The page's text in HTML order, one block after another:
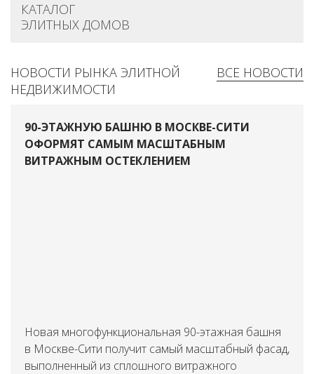
КАТАЛОГ
ЭЛИТНЫХ ДОМОВ
ВСЕ НОВОСТИ
НОВОСТИ РЫНКА ЭЛИТНОЙ
НЕДВИЖИМОСТИ
90-ЭТАЖНУЮ БАШНЮ В МОСКВЕ-СИТИ
ОФОРМЯТ САМЫМ МАСШТАБНЫМ
ВИТРАЖНЫМ ОСТЕКЛЕНИЕМ
Новая многофункциональная 90-этажная башня
в Москве-Сити получит самый масштабный фасад,
выполненный из сплошного витражного